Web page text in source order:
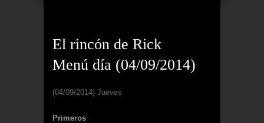
El rincón de Rick
Menú día (04/09/2014)
(04/09/2014) Jueves
Primeros